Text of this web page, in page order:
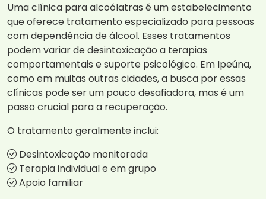
Uma clínica para alcoólatras é um estabelecimento
que oferece tratamento especializado para pessoas
com dependência de álcool. Esses tratamentos
podem variar de desintoxicação a terapias
comportamentais e suporte psicológico. Em Ipeúna,
como em muitas outras cidades, a busca por essas
clínicas pode ser um pouco desafiadora, mas é um
passo crucial para a recuperação.
O tratamento geralmente inclui:
Desintoxicação monitorada
Terapia individual e em grupo
Apoio familiar